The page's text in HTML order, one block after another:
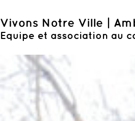
Vivons Notre Ville |
Equipe et association au